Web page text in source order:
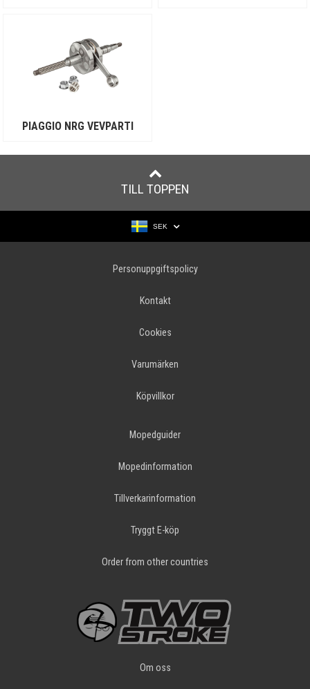
PIAGGIO NRG VEVPARTI
TILL TOPPEN
SEK
Personuppgiftspolicy
Kontakt
Cookies
Varumärken
Köpvillkor
Mopedguider
Mopedinformation
Tillverkarinformation
Tryggt E-köp
Order from other countries
Om oss